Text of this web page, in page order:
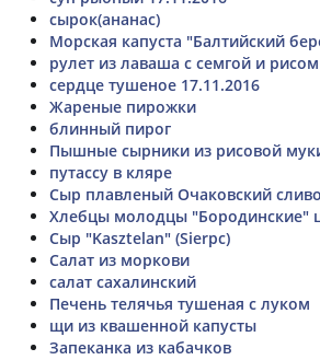
сырок(ананас)
Морская капуста "Балтийский
рулет из лаваша с семгой и рисом
сердце тушеное 17.11.2016
Жареные пирожки
блинный пирог
Пышные сырники из рисовой
путассу в кляре
Сыр плавленый Очаковский
Хлебцы молодцы "Бородинские"
Сыр "Kasztelan" (Sierpc)
Салат из моркови
салат сахалинский
Печень телячья тушеная с луком
щи из квашенной капусты
Запеканка из кабачков